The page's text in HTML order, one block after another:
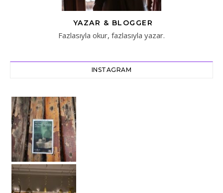
YAZAR & BLOGGER
Fazlasıyla okur, fazlasıyla yazar.
INSTAGRAM
Not: Said Alp çok yardım